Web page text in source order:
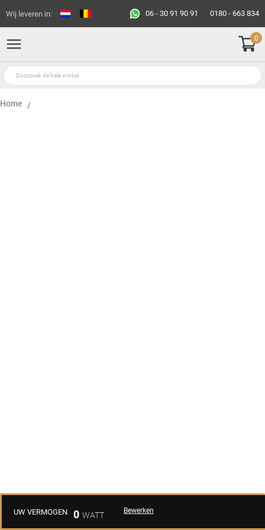
Wij leveren in: 06 - 30 91 90 91 0180 - 663 834
0
Home
UW VERMOGEN 0 Bewerken